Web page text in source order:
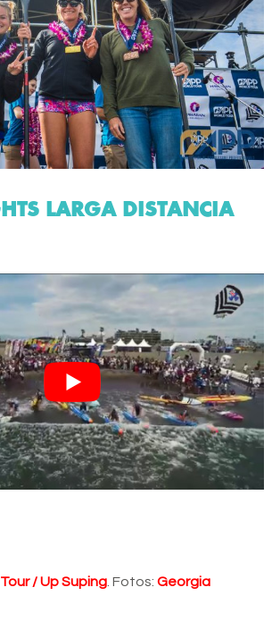
LARGA DISTANCIA
/Up Suping. Fotos: Georgia